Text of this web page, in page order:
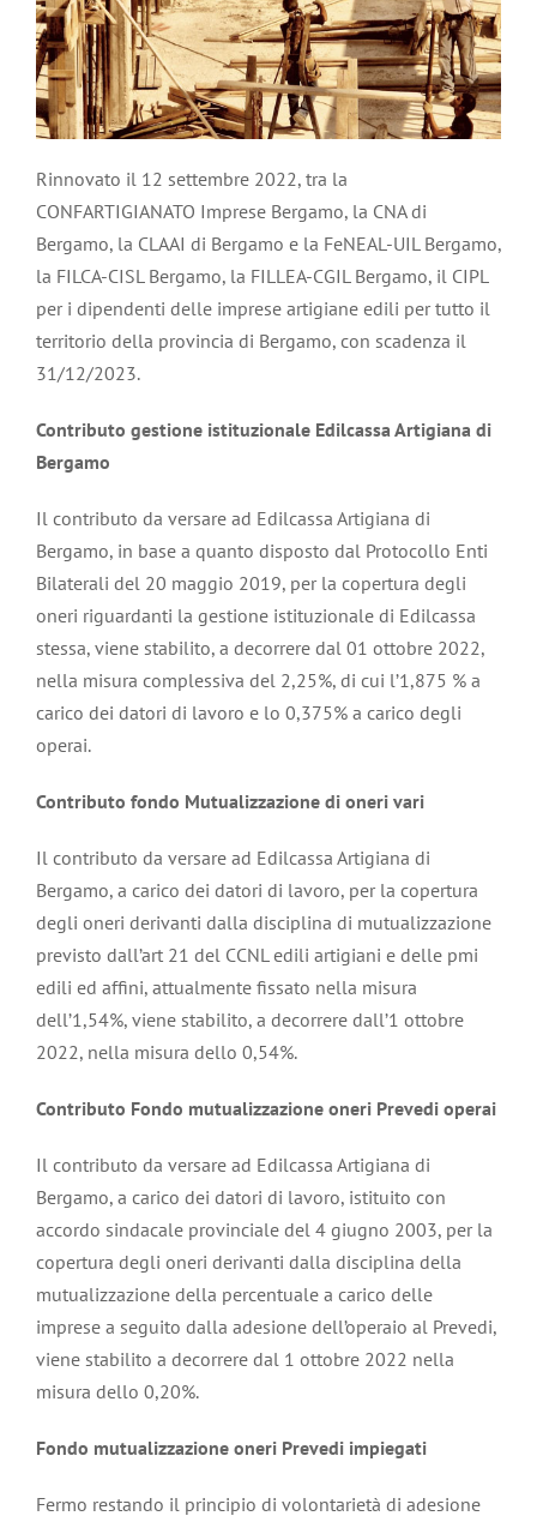
Rinnovato il 12 settembre 2022, tra la
CONFARTIGIANATO Imprese Bergamo, la CNA di
Bergamo, la CLAAI di Bergamo e la FeNEAL-UIL Bergamo,
la FILCA-CISL Bergamo, la FILLEA-CGIL Bergamo, il CIPL
per i dipendenti delle imprese artigiane edili per tutto il
territorio della provincia di Bergamo, con scadenza il
31/12/2023.
Contributo gestione istituzionale Edilcassa Artigiana di
Bergamo
Il contributo da versare ad Edilcassa Artigiana di
Bergamo, in base a quanto disposto dal Protocollo Enti
Bilaterali del 20 maggio 2019, per la copertura degli
oneri riguardanti la gestione istituzionale di Edilcassa
stessa, viene stabilito, a decorrere dal 01 ottobre 2022,
nella misura complessiva del 2,25%, di cui l’1,875 % a
carico dei datori di lavoro e lo 0,375% a carico degli
operai.
Contributo fondo Mutualizzazione di oneri vari
Il contributo da versare ad Edilcassa Artigiana di
Bergamo, a carico dei datori di lavoro, per la copertura
degli oneri derivanti dalla disciplina di mutualizzazione
previsto dall’art 21 del CCNL edili artigiani e delle pmi
edili ed affini, attualmente fissato nella misura
dell’1,54%, viene stabilito, a decorrere dall’1 ottobre
2022, nella misura dello 0,54%.
Contributo Fondo mutualizzazione oneri Prevedi operai
Il contributo da versare ad Edilcassa Artigiana di
Bergamo, a carico dei datori di lavoro, istituito con
accordo sindacale provinciale del 4 giugno 2003, per la
copertura degli oneri derivanti dalla disciplina della
mutualizzazione della percentuale a carico delle
imprese a seguito dalla adesione dell’operaio al Prevedi,
viene stabilito a decorrere dal 1 ottobre 2022 nella
misura dello 0,20%.
Fondo mutualizzazione oneri Prevedi impiegati
Fermo restando il principio di volontarietà di adesione